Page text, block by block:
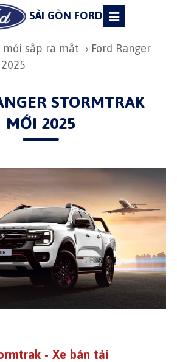
SÀI GÒN FORD
mới sắp ra mắt › Ford Ranger
STORMTRAK
MỚI 2025
- Xe bán tải